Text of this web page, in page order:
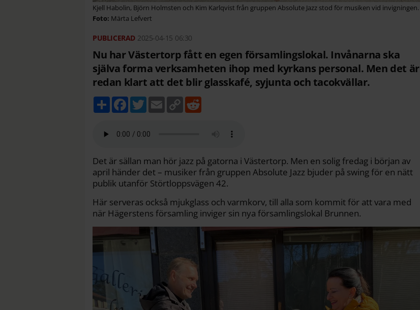
Kjell Habolin, Björn Holmsten och Kim Karlqvist från gruppen Absolute Jazz stod för musiken vid invigningen.
Märta Lefvert
2025-04-15 06:30
Nu har Västertorp fått en egen församlingslokal. Invånarna ska
själva forma verksamheten ihop med kyrkans personal. Men det är
redan klart att det blir glasskafé, syjunta och tacokvällar.
D
e
F
b
k
T
w
t
E
m
C
o
k
Det är sällan man hör jazz på gatorna i Västertorp. Men en solig fredag i början av
april händer det – musiker från gruppen Absolute Jazz bjuder på swing för en nätt
publik utanför Störtloppsvägen 42.
Här serveras också mjukglass och varmkorv, till alla som kommit för att vara med
när Hägerstens församling inviger sin nya församlingslokal Brunnen.